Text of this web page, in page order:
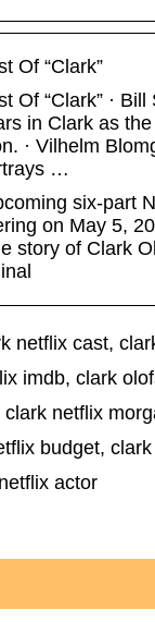
Of “Clark”
Of “Clark” · Bill
in Clark as
· Vilhelm
…
six-part
on May 5,
story of Clark
netflix cast,
imdb, clark
netflix
budget,
actor